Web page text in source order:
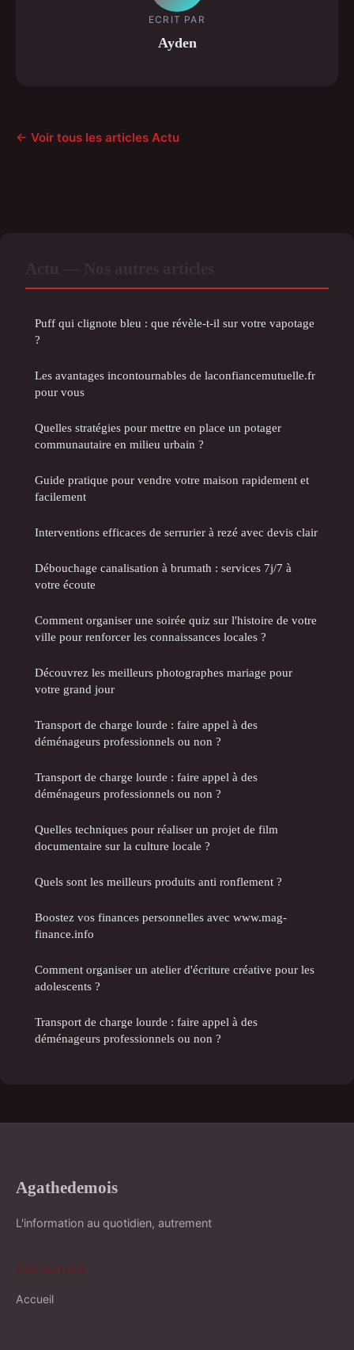
ECRIT PAR
Ayden
← Voir tous les articles Actu
Puff qui clignote bleu : que révèle-t-il sur votre vapotage
?
Les avantages incontournables de laconfiancemutuelle.fr
pour vous
Quelles stratégies pour mettre en place un potager
communautaire en milieu urbain ?
Guide pratique pour vendre votre maison rapidement et
facilement
Interventions efficaces de serrurier à rezé avec devis clair
Débouchage canalisation à brumath : services 7j/7 à
votre écoute
Comment organiser une soirée quiz sur l'histoire de votre
ville pour renforcer les connaissances locales ?
Découvrez les meilleurs photographes mariage pour
votre grand jour
Transport de charge lourde : faire appel à des
déménageurs professionnels ou non ?
Transport de charge lourde : faire appel à des
déménageurs professionnels ou non ?
Quelles techniques pour réaliser un projet de film
documentaire sur la culture locale ?
Quels sont les meilleurs produits anti ronflement ?
Boostez vos finances personnelles avec www.mag-
finance.info
Comment organiser un atelier d'écriture créative pour les
adolescents ?
Transport de charge lourde : faire appel à des
déménageurs professionnels ou non ?
Agathedemois
L'information au quotidien, autrement
NAVIGATION
Accueil